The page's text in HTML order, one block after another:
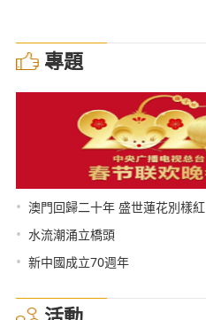
專題
• 澳門回歸二十年 盛世蓮花別樣紅
• 水流潮涌立橋頭
• 新中國成立70週年